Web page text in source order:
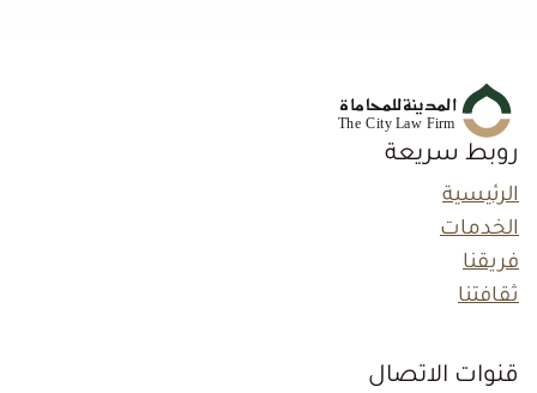
روبط سريعة
الرئيسية
الخدمات
فريقنا
ثقافتنا
قنوات الاتصال